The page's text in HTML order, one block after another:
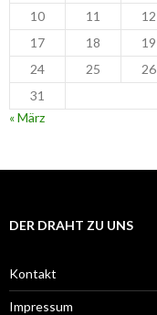
10
11 12
17
18 19
24
25 26
31
« März
DER DRAHT ZU UNS
Kontakt
Impressum